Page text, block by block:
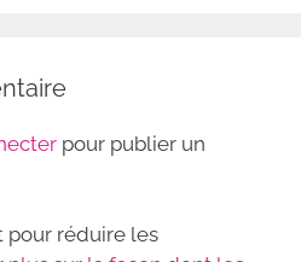
pour publier un
pour réduire les